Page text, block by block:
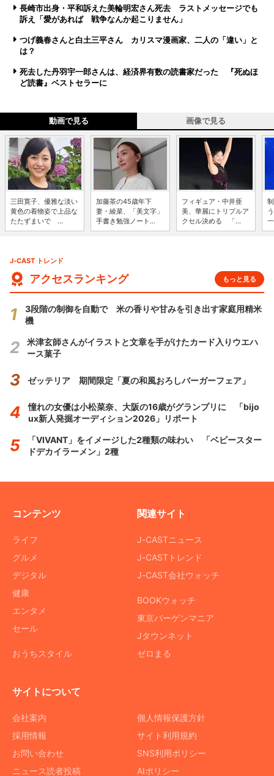
長崎市出身・平和訴えた美輪明宏さん死去 ラストメッセージでも
訴え「愛があれば 戦争なんか起こりません」
つげ義春さんと白土三平さん カリスマ漫画家、二人の「違い」と
は？
死去した丹羽宇一郎さんは、経済界有数の読書家だった 『死ぬほ
ど読書』ベストセラーに
動画で見る 画像で見る
三田寛子、優雅な淡い
黄色の着物姿で上品な
たたずまいで ...
加藤茶の45歳年下
妻・綾菜、「美文字」
手書き勉強ノート...
フィギュア・中井亜
美、華麗にトリプルア
クセル決める 「...
J-CAST トレンド
アクセスランキング もっと見る
3段階の制御を自動で 米の香りや甘みを引き出す家庭用精米
機
米津玄師さんがイラストと文章を手がけたカード入りウエハ
ース菓子
ゼッテリア 期間限定「夏の和風おろしバーガーフェア」
憧れの女優は小松菜奈、大阪の16歳がグランプリに 「bijo
ux新人発掘オーディション2026」リポート
「VIVANT」をイメージした2種類の味わい 「ベビースター
ドデカイラーメン」2種
コンテンツ
ライフ
グルメ
デジタル
健康
エンタメ
セール
おうちスタイル
関連サイト
J-CASTニュース
J-CASTトレンド
J-CAST会社ウォッチ
BOOKウォッチ
東京バーゲンマニア
Jタウンネット
ゼロまる
サイトについて
会社案内
採用情報
お問い合わせ
ニュース読者投稿
個人情報保護方針
サイト利用規約
SNS利用ポリシー
AIポリシー